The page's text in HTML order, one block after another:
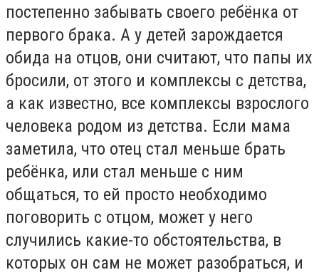
постепенно забывать своего ребёнка от
первого брака. А у детей зарождается
обида на отцов, они считают, что папы их
бросили, от этого и комплексы с детства,
а как известно, все комплексы взрослого
человека родом из детства. Если мама
заметила, что отец стал меньше брать
ребёнка, или стал меньше с ним
общаться, то ей просто необходимо
поговорить с отцом, может у него
случились какие-то обстоятельства, в
которых он сам не может разобраться, и